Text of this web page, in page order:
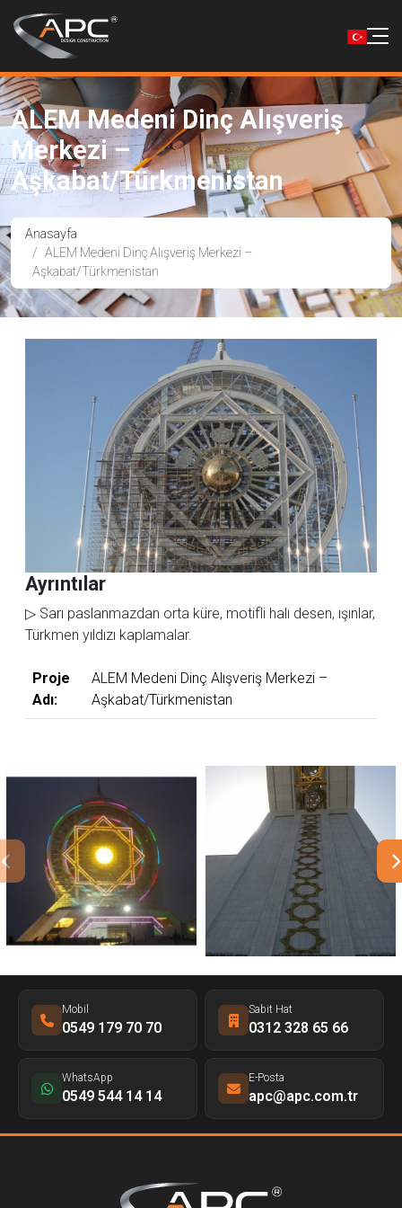
ALEM Medeni Dinç Alışveriş
Merkezi –
Aşkabat/Türkmenistan
Anasayfa
ALEM Medeni Dinç Alışveriş Merkezi –
Aşkabat/Türkmenistan
Ayrıntılar
▷ Sarı paslanmazdan orta küre, motifli halı desen, ışınlar,
Türkmen yıldızı kaplamalar.
Proje
Adı:
ALEM Medeni Dinç Alışveriş Merkezi –
Aşkabat/Türkmenistan
Mobil
0549 179 70 70
Sabit Hat
0312 328 65 66
WhatsApp
0549 544 14 14
E-Posta
apc@apc.com.tr